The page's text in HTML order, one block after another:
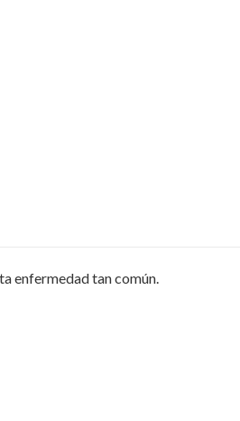
enfermedad tan común.